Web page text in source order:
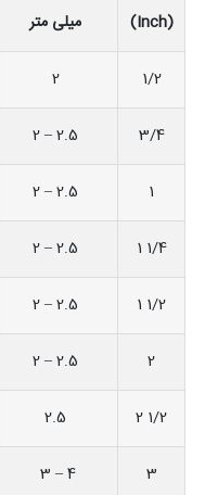
(Inch)
میلی متر
1/2
2
3/4
2 – 2.5
1
2 – 2.5
1/4 1
2 – 2.5
1/2 1
2 – 2.5
2
2 – 2.5
1/2 2
2.5
3
3 – 4